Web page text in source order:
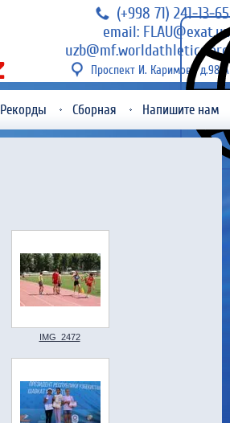
(+998 71) 241-13-65
email: FLAU@exat.uz
uzb@mf.worldathletics.org
Проспект И. Каримова д.98 А
Рекорды Сборная Напишите нам
IMG_2472